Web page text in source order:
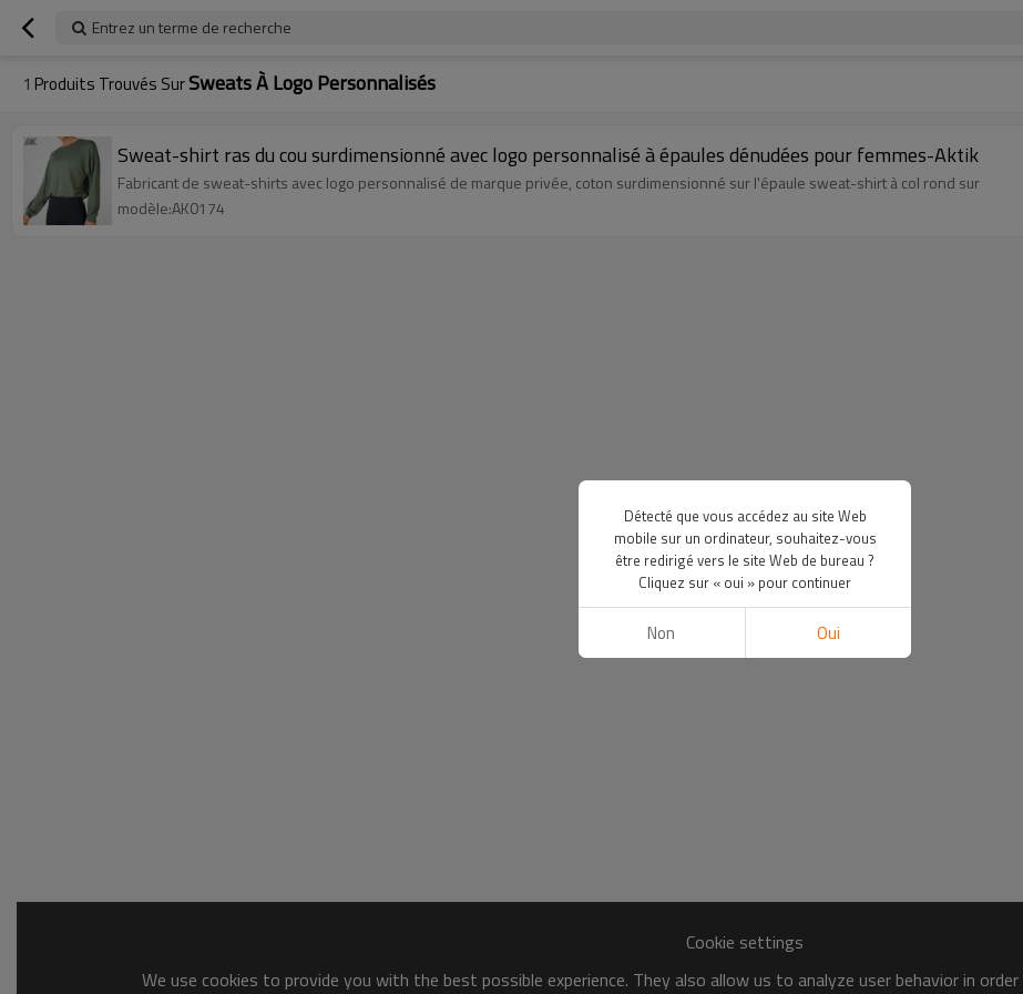
Entrez un terme de recherche
1 Produits Trouvés SurSweats À Logo Personnalisés
Sweat-shirt ras du cou surdimensionné avec logo personnalisé à épaules dénudées pour femmes-Aktik
Fabricant de sweat-shirts avec logo personnalisé de marque privée, coton surdimensionné sur l'épaule sweat-shirt à col rond sur
modèle:AK0174
Cookie settings
We use cookies to provide you with the best possible experience. They also allow us to analyze user behavior in
Détecté que vous accédez au site Web
mobile sur un ordinateur, souhaitez-vous
être redirigé vers le site Web de bureau ?
Cliquez sur « oui » pour continuer
Non Oui